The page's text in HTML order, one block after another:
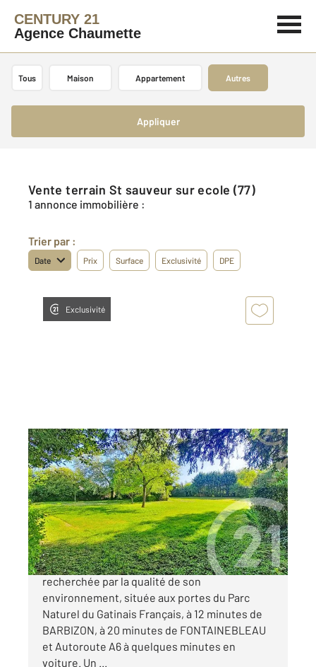
CENTURY 21
Agence Chaumette
Tous Maison Appartement Autres
Appliquer
Vente terrain St sauveur sur ecole (77)
1 annonce immobilière :
Trier par :
Date Prix Surface Exclusivité DPE
Exclusivité
ST SAUVEUR SUR ECOLE 77
1400 m2
Ref : 456
Terrain à vendre
250 000 €
SAINT SAUVEUR SUR ECOLE Commune
recherchée par la qualité de son
environnement, située aux portes du Parc
Naturel du Gatinais Français, à 12 minutes de
BARBIZON, à 20 minutes de FONTAINEBLEAU
et Autoroute A6 à quelques minutes en
voiture. Un ...